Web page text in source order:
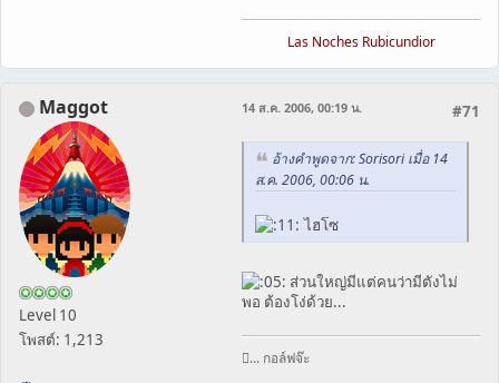
Las Noches Rubicundior
Maggot
Level 10
โพสต์: 1,213
#71
14 ส.ค. 2006, 00:19 น.
อ้างคำพูดจาก: Sorisori เมื่อ 14
ส.ค. 2006, 00:06 น.
ไฮโซ
ส่วนใหญ่มีแต่คนว่ามีตังไม่
พอ ต้องโง่ด้วย...
... กอล์ฟจ๊ะ